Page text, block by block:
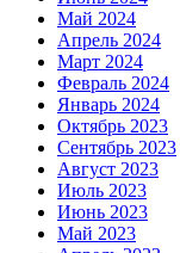
Май 2024
Апрель 2024
Март 2024
Февраль 2024
Январь 2024
Октябрь 2023
Сентябрь 2023
Август 2023
Июль 2023
Июнь 2023
Май 2023